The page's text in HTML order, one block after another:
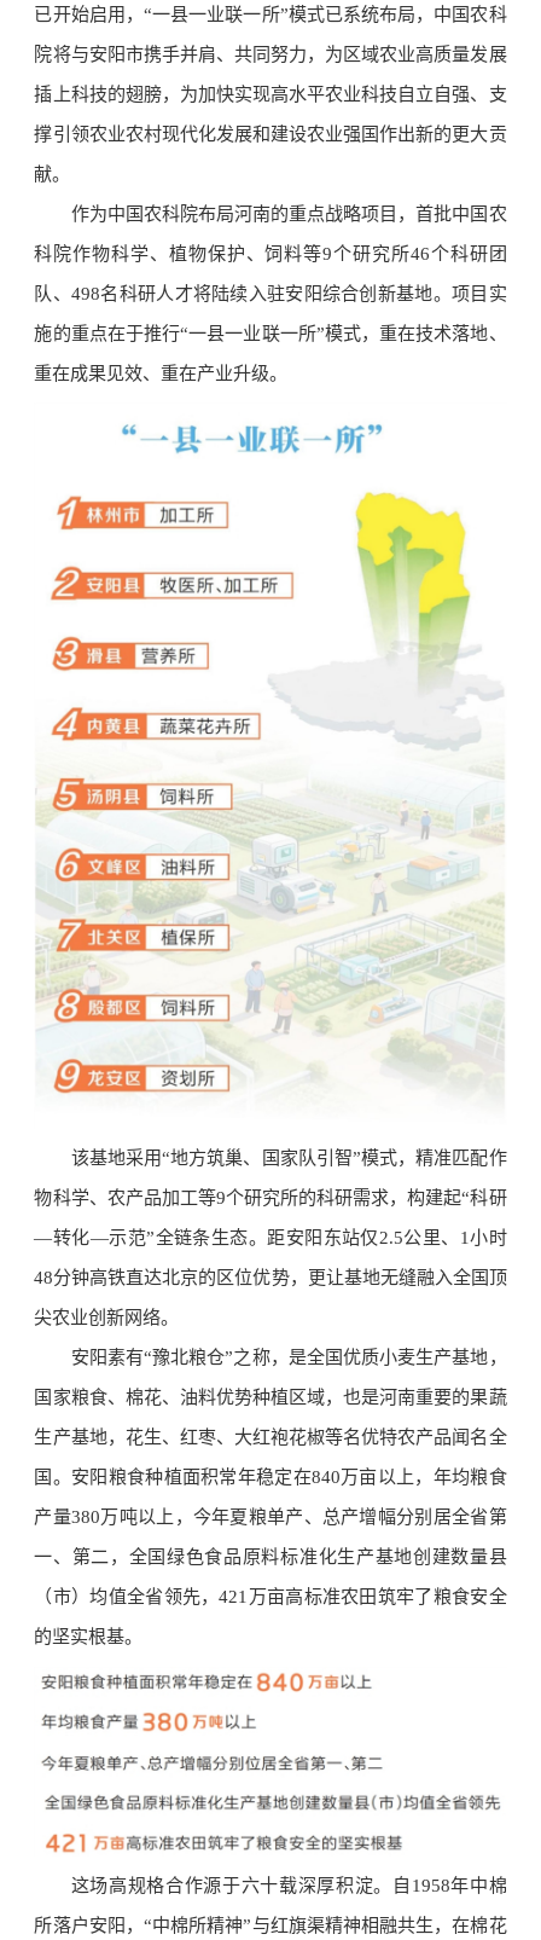
已开始启用，“一县一业联一所”模式已系统布局，中国农科
院将与安阳市携手并肩、共同努力，为区域农业高质量发展
插上科技的翅膀，为加快实现高水平农业科技自立自强、支
撑引领农业农村现代化发展和建设农业强国作出新的更大贡
献。
作为中国农科院布局河南的重点战略项目，首批中国农
科院作物科学、植物保护、饲料等9个研究所46个科研团
队、498名科研人才将陆续入驻安阳综合创新基地。项目实
施的重点在于推行“一县一业联一所”模式，重在技术落地、
重在成果见效、重在产业升级。
该基地采用“地方筑巢、国家队引智”模式，精准匹配作
物科学、农产品加工等9个研究所的科研需求，构建起“科研
—转化—示范”全链条生态。距安阳东站仅2.5公里、1小时
48分钟高铁直达北京的区位优势，更让基地无缝融入全国顶
尖农业创新网络。
安阳素有“豫北粮仓”之称，是全国优质小麦生产基地，
国家粮食、棉花、油料优势种植区域，也是河南重要的果蔬
生产基地，花生、红枣、大红袍花椒等名优特农产品闻名全
国。安阳粮食种植面积常年稳定在840万亩以上，年均粮食
产量380万吨以上，今年夏粮单产、总产增幅分别居全省第
一、第二，全国绿色食品原料标准化生产基地创建数量县
（市）均值全省领先，421万亩高标准农田筑牢了粮食安全
的坚实根基。
这场高规格合作源于六十载深厚积淀。自1958年中棉
所落户安阳，“中棉所精神”与红旗渠精神相融共生，在棉花